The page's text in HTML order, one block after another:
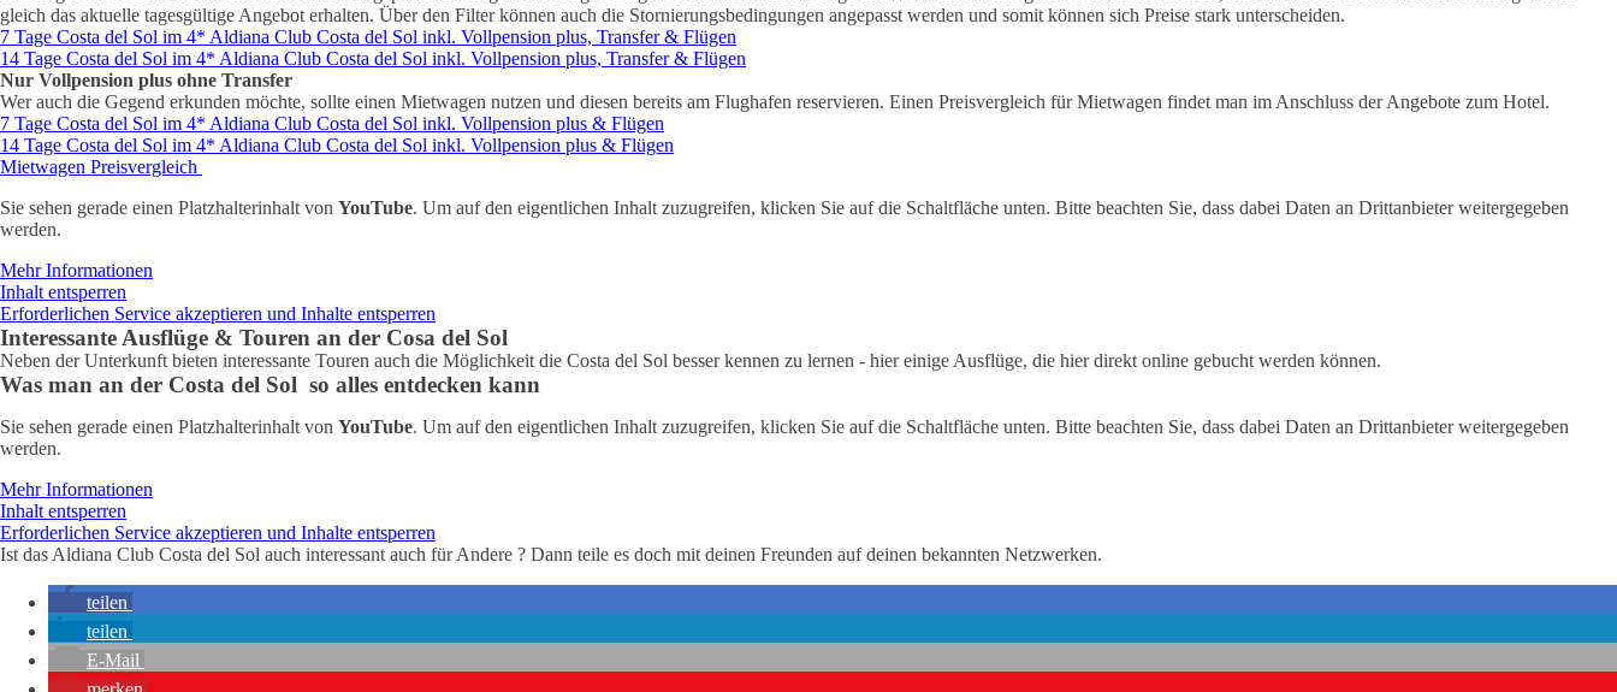
gleich das aktuelle tagesgültige Angebot erhalten. Über den Filter können auch die Stornierungsbedingungen angepasst werden und somit können sich Preise stark unterscheiden.
7 Tage Costa del Sol im 4* Aldiana Club Costa del Sol inkl. Vollpension plus, Transfer & Flügen
14 Tage Costa del Sol im 4* Aldiana Club Costa del Sol inkl. Vollpension plus, Transfer & Flügen
Nur Vollpension plus ohne Transfer
Wer auch die Gegend erkunden möchte, sollte einen Mietwagen nutzen und diesen bereits am Flughafen reservieren. Einen Preisvergleich für Mietwagen findet man im Anschluss der Angebote zum Hotel.
7 Tage Costa del Sol im 4* Aldiana Club Costa del Sol inkl. Vollpension plus & Flügen
14 Tage Costa del Sol im 4* Aldiana Club Costa del Sol inkl. Vollpension plus & Flügen
Mietwagen Preisvergleich
Sie sehen gerade einen Platzhalterinhalt von YouTube. Um auf den eigentlichen Inhalt zuzugreifen, klicken Sie auf die Schaltfläche unten. Bitte beachten Sie, dass dabei Daten an Drittanbieter weitergegeben
werden.
Mehr Informationen
Inhalt entsperren
Erforderlichen Service akzeptieren und Inhalte entsperren
Interessante Ausflüge & Touren an der Cosa del Sol
Neben der Unterkunft bieten interessante Touren auch die Möglichkeit die Costa del Sol besser kennen zu lernen - hier einige Ausflüge, die hier direkt online gebucht werden können.
Was man an der Costa del Sol so alles entdecken kann
Sie sehen gerade einen Platzhalterinhalt von YouTube. Um auf den eigentlichen Inhalt zuzugreifen, klicken Sie auf die Schaltfläche unten. Bitte beachten Sie, dass dabei Daten an Drittanbieter weitergegeben
werden.
Mehr Informationen
Inhalt entsperren
Erforderlichen Service akzeptieren und Inhalte entsperren
Ist das Aldiana Club Costa del Sol auch interessant auch für Andere ? Dann teile es doch mit deinen Freunden auf deinen bekannten Netzwerken.
teilen
teilen
E-Mail